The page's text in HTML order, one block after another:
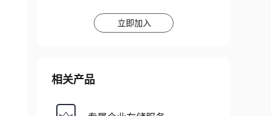
立即加入
相关产品